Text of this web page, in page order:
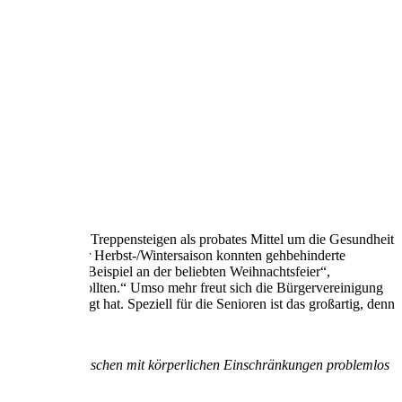
gilt Treppensteigen als probates Mittel um die Gesundheit
„In der Herbst-/Wintersaison konnten gehbehinderte
wie zum Beispiel an der beliebten Weihnachtsfeier“,
sein wollten.“ Umso mehr freut sich die Bürgervereinigung
getätigt hat. Speziell für die Senioren ist das großartig, denn
ALLEM Menschen mit körperlichen Einschränkungen problemlos